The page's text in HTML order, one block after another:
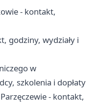
- kontakt,
godziny, wydziały i
w
szkolenia i dopłaty
- kontakt,